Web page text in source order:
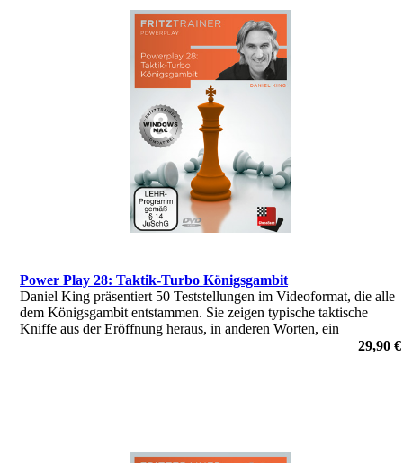
Power Play 28: Taktik-Turbo Königsgambit
Daniel King präsentiert 50 Teststellungen im Videoformat, die alle
dem Königsgambit entstammen. Sie zeigen typische taktische
Kniffe aus der Eröffnung heraus, in anderen Worten, ein
großartiger Weg, die Tricks und Fallen kennenzulernen, die man
29,90 €